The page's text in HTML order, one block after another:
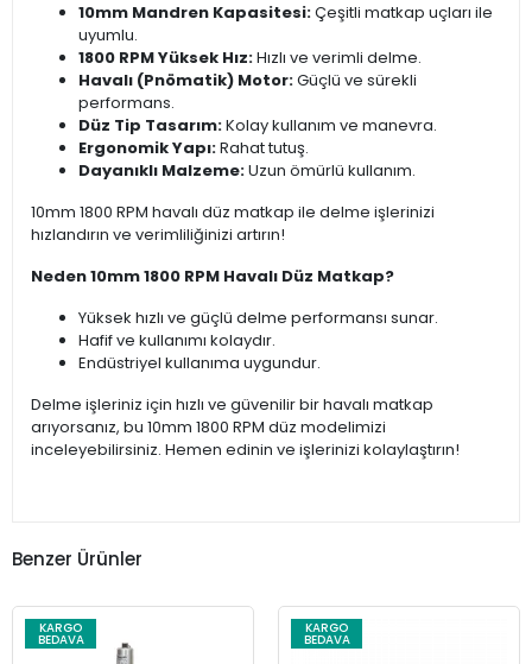
10mm Mandren Kapasitesi:Çeşitli matkap uçları ile
uyumlu.
1800 RPM Yüksek Hız:Hızlı ve verimli delme.
Havalı (Pnömatik) Motor:Güçlü ve sürekli
performans.
Düz Tip Tasarım:Kolay kullanım ve manevra.
Ergonomik Yapı:Rahat tutuş.
Dayanıklı Malzeme:Uzun ömürlü kullanım.
10mm 1800 RPM havalı düz matkap ile delme işlerinizi
hızlandırın ve verimliliğinizi artırın!
Neden 10mm 1800 RPM Havalı Düz Matkap?
Yüksek hızlı ve güçlü delme performansı sunar.
Hafif ve kullanımı kolaydır.
Endüstriyel kullanıma uygundur.
Delme işleriniz için hızlı ve güvenilir bir havalı matkap
arıyorsanız, bu 10mm 1800 RPM düz modelimizi
inceleyebilirsiniz. Hemen edinin ve işlerinizi kolaylaştırın!
Benzer Ürünler
KARGO
BEDAVA
KARGO
BEDAVA